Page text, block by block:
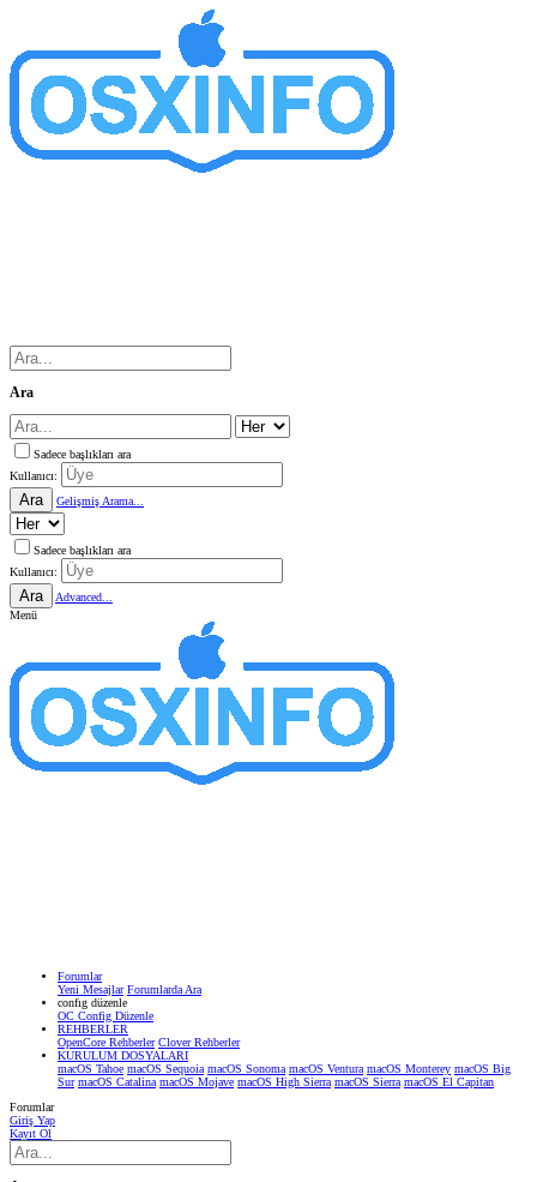
Ara
Sadece başlıkları ara
Kullanıcı:
Ara Gelişmiş Arama...
Sadece başlıkları ara
Kullanıcı:
Ara
Advanced...
Menü
Forumlar
Yeni Mesajlar Forumlarda Ara
confıg düzenle
OC Config Düzenle
REHBERLER
OpenCore Rehberler Clover Rehberler
KURULUM DOSYALARI
macOS Tahoe macOS Sequoia macOS Sonoma macOS Ventura macOS Monterey macOS Big
Sur macOS Catalina macOS Mojave macOS High Sierra macOS Sierra macOS El Capitan
Forumlar
Giriş Yap
Kayıt Ol